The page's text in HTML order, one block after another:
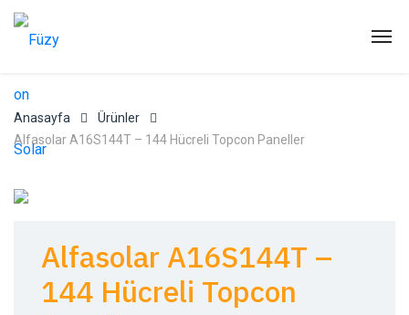
Anasayfa
Ürünler
Alfasolar A16S144T – 144 Hücreli Topcon Paneller
Alfasolar A16S144T –
144 Hücreli Topcon